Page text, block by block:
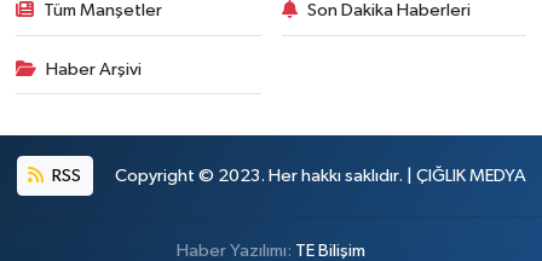
Tüm Manşetler Son Dakika Haberleri
Haber Arşivi
RSS Copyright © 2023. Her hakkı saklıdır. | ÇIĞLIK MEDYA
Haber Yazılımı: TE Bilişim